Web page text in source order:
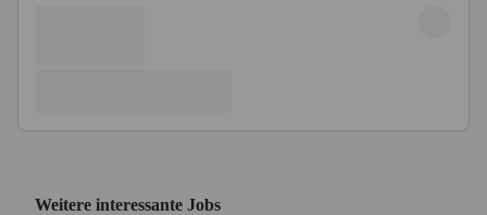
Weitere interessante Jobs